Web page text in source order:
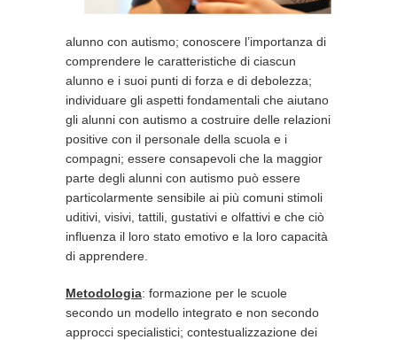
alunno con autismo; conoscere l’importanza di
comprendere le caratteristiche di ciascun
alunno e i suoi punti di forza e di debolezza;
individuare gli aspetti fondamentali che aiutano
gli alunni con autismo a costruire delle relazioni
positive con il personale della scuola e i
compagni; essere consapevoli che la maggior
parte degli alunni con autismo può essere
particolarmente sensibile ai più comuni stimoli
uditivi, visivi, tattili, gustativi e olfattivi e che ciò
influenza il loro stato emotivo e la loro capacità
di apprendere.
Metodologia: formazione per le scuole
secondo un modello integrato e non secondo
approcci specialistici; contestualizzazione dei